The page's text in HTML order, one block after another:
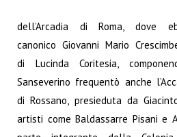
dell’Arcadia di Roma, dove
canonico Giovanni Mario
di Lucinda Coritesia,
Sanseverino frequentò anche
di Rossano, presieduta da
artisti come Baldassarre Pisani e